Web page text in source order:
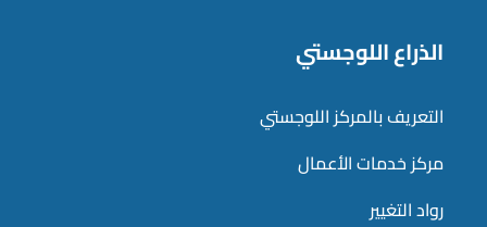
الذراع اللوجستي
التعريف بالمركز اللوجستي
مركز خدمات الأعمال
رواد التغيير